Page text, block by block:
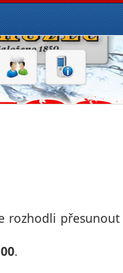
.